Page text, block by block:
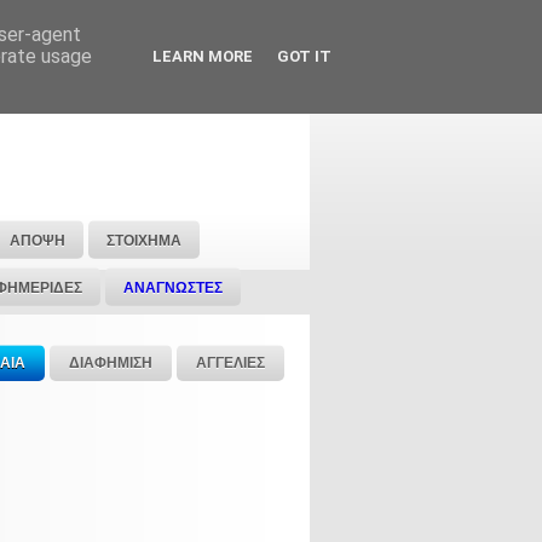
ΑΠΟΨΗ ΣΤΟΙΧΗΜΑ
ΑΝΑΓΝΩΣΤΕΣ
ΔΙΑΦΗΜΙΣΗ ΑΓΓΕΛΙΕΣ
agent
usage
LEARN MORE GOT IT